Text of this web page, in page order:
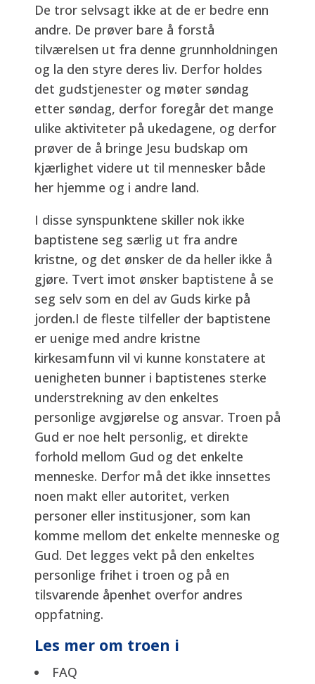
De tror selvsagt ikke at de er bedre enn
andre. De prøver bare å forstå
tilværelsen ut fra denne grunnholdningen
og la den styre deres liv. Derfor holdes
det gudstjenester og møter søndag
etter søndag, derfor foregår det mange
ulike aktiviteter på ukedagene, og derfor
prøver de å bringe Jesu budskap om
kjærlighet videre ut til mennesker både
her hjemme og i andre land.
I disse synspunktene skiller nok ikke
baptistene seg særlig ut fra andre
kristne, og det ønsker de da heller ikke å
gjøre. Tvert imot ønsker baptistene å se
seg selv som en del av Guds kirke på
jorden.I de fleste tilfeller der baptistene
er uenige med andre kristne
kirkesamfunn vil vi kunne konstatere at
uenigheten bunner i baptistenes sterke
understrekning av den enkeltes
personlige avgjørelse og ansvar. Troen på
Gud er noe helt personlig, et direkte
forhold mellom Gud og det enkelte
menneske. Derfor må det ikke innsettes
noen makt eller autoritet, verken
personer eller institusjoner, som kan
komme mellom det enkelte menneske og
Gud. Det legges vekt på den enkeltes
personlige frihet i troen og på en
tilsvarende åpenhet overfor andres
oppfatning.
Les mer om troen i
FAQ